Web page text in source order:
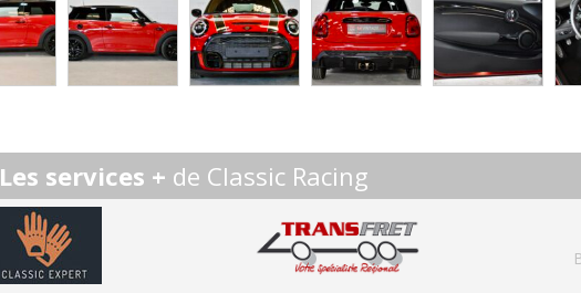
Les services + de Classic Racing